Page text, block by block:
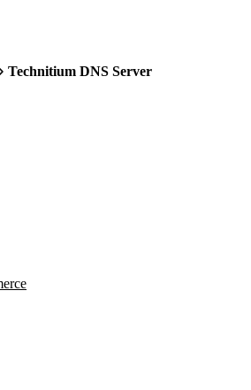
Technitium DNS Server